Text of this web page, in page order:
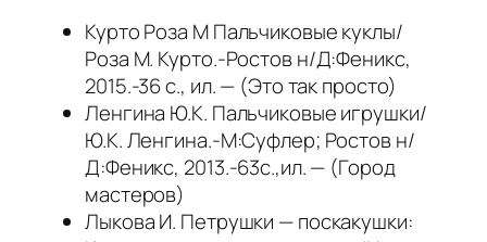
Курто Роза М Пальчиковые куклы/
Роза М. Курто.-Ростов н/Д:Феникс,
2015.-36 с., ил. — (Это так просто)
Ленгина Ю.К. Пальчиковые игрушки/
Ю.К. Ленгина.-М:Суфлер; Ростов н/
Д:Феникс, 2013.-63с.,ил. — (Город
мастеров)
Лыкова И. Петрушки — поскакушки: